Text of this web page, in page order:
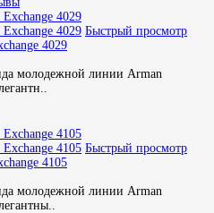
Быстрый просмотр
4029
молодежной линии Arman
Быстрый просмотр
4105
молодежной линии Arman